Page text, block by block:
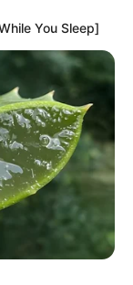
You Sleep]